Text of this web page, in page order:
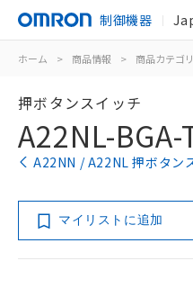
制御機器
ホーム > 商品情報 > 商品カテゴリ
押ボタンスイッチ
A22NL-
A22NN / A22NL 押ボタン
マイリストに追加